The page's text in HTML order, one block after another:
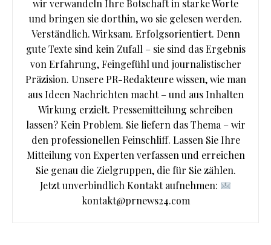
wir verwandeln Ihre Botschaft in starke Worte
und bringen sie dorthin, wo sie gelesen werden.
Verständlich. Wirksam. Erfolgsorientiert. Denn
gute Texte sind kein Zufall – sie sind das Ergebnis
von Erfahrung, Feingefühl und journalistischer
Präzision. Unsere PR-Redakteure wissen, wie man
aus Ideen Nachrichten macht – und aus Inhalten
Wirkung erzielt. Pressemitteilung schreiben
lassen? Kein Problem. Sie liefern das Thema – wir
den professionellen Feinschliff. Lassen Sie Ihre
Mitteilung von Experten verfassen und erreichen
Sie genau die Zielgruppen, die für Sie zählen.
Jetzt unverbindlich Kontakt aufnehmen:
kontakt@prnews24.com